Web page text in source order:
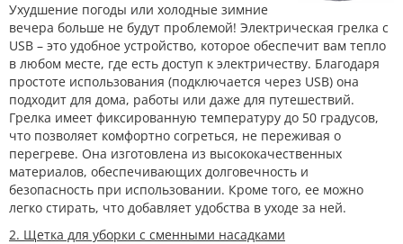
Ухудшение погоды или холодные зимние
вечера больше не будут проблемой! Электрическая грелка с
USB – это удобное устройство, которое обеспечит вам тепло
в любом месте, где есть доступ к электричеству. Благодаря
простоте использования (подключается через USB) она
подходит для дома, работы или даже для путешествий.
Грелка имеет фиксированную температуру до 50 градусов,
что позволяет комфортно согреться, не переживая о
перегреве. Она изготовлена ​​из высококачественных
материалов, обеспечивающих долговечность и
безопасность при использовании. Кроме того, ее можно
легко стирать, что добавляет удобства в уходе за ней.
2. Щетка для уборки с сменными насадками